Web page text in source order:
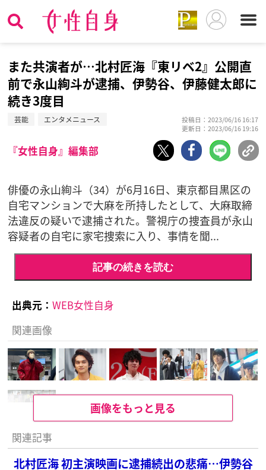
また共演者が…北村匠海『東リベ2』公開直
前で永山絢斗が逮捕、伊勢谷、伊藤健太郎に
続き3度目
芸能 エンタメニュース
投稿日：2023/06/16 16:17
更新日：2023/06/16 19:16
『女性自身』編集部
俳優の永山絢斗（34）が6月16日、東京都目黒区の
自宅マンションで大麻を所持したとして、大麻取締
法違反の疑いで逮捕された。警視庁の捜査員が永山
容疑者の自宅に家宅捜索に入り、事情を聞...
記事の続きを読む
出典元： WEB女性自身
関連画像
画像をもっと見る
関連記事
北村匠海 初主演映画に逮捕続出の悲痛…伊勢谷